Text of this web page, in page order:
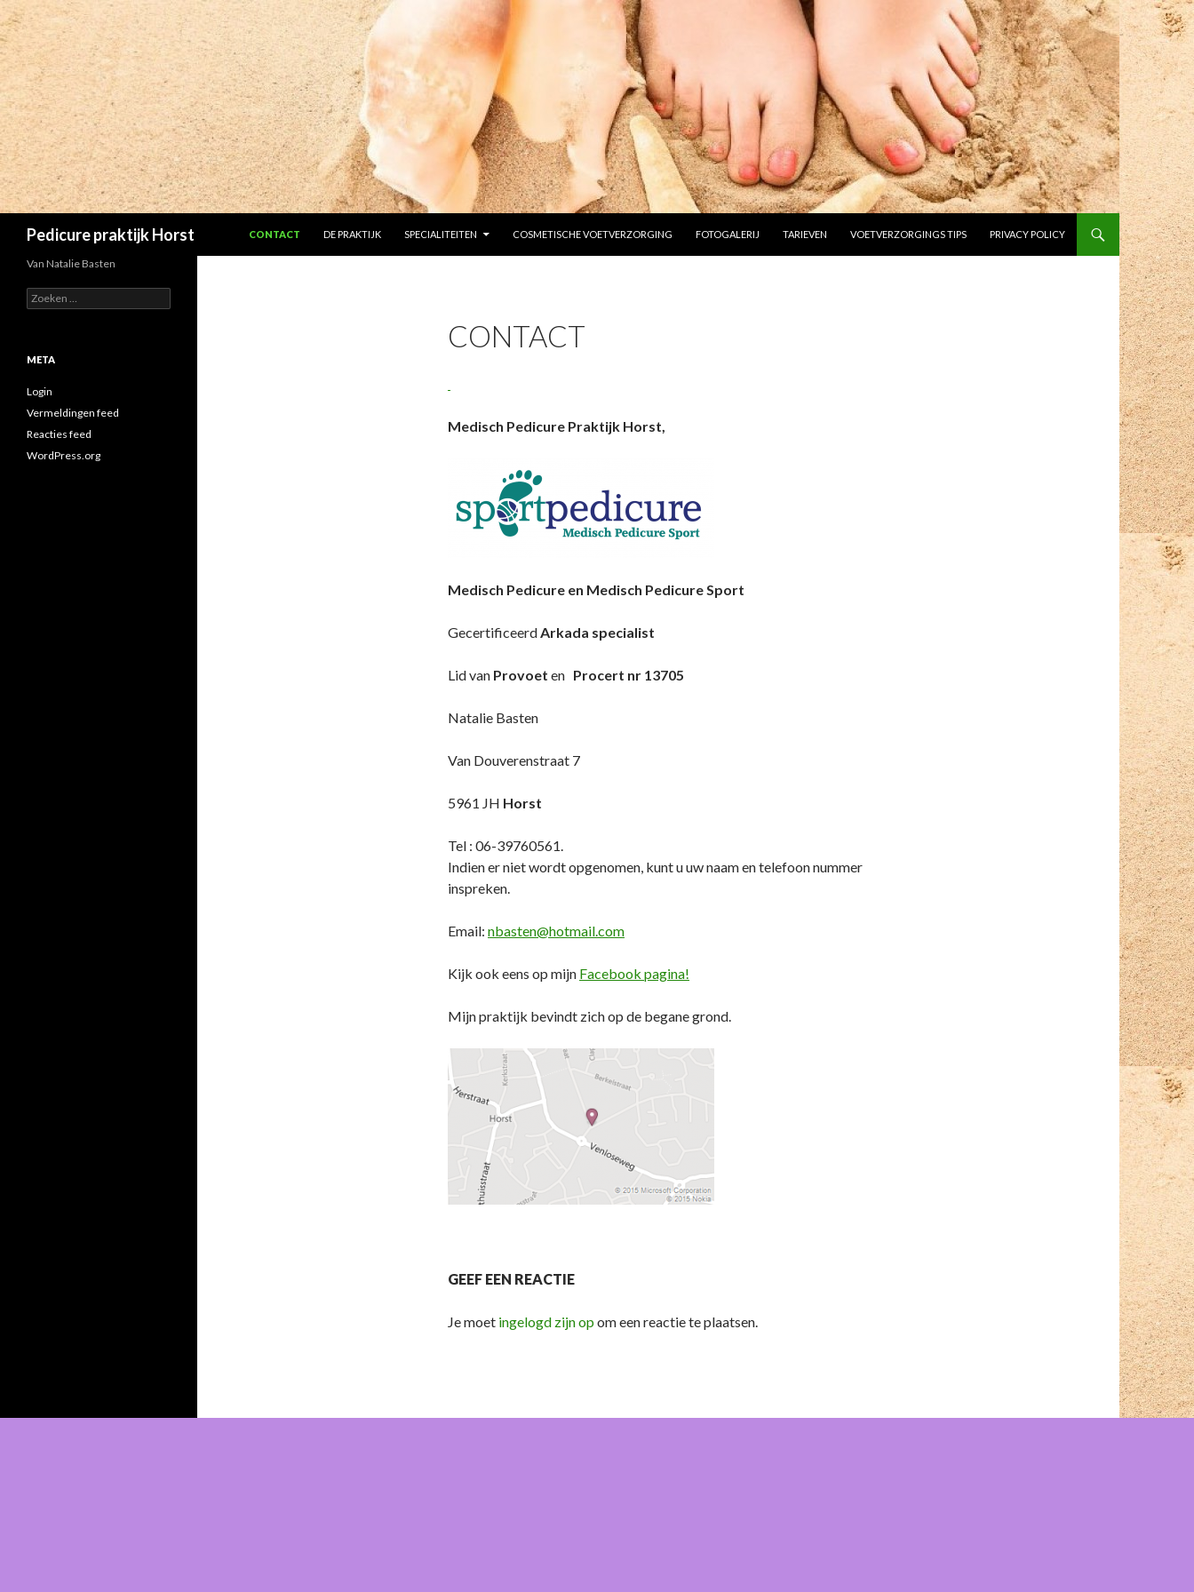
Pedicure praktijk Horst
CONTACT
DE PRAKTIJK SPECIALITEITEN COSMETISCHE VOETVERZORGING FOTOGALERIJ TARIEVEN VOETVERZORGINGS TIPS PRIVACY POLICY
CONTACT
Medisch Pedicure Praktijk Horst,
Medisch Pedicure en Medisch Pedicure Sport
GecertificeerdArkada specialist
Lid van Provoet en Procert nr 13705
Natalie Basten
Van Douverenstraat 7
5961 JH Horst
Tel : 06-39760561.
Indien er niet wordt opgenomen, kunt u uw naam en telefoon nummer
inspreken.
Email: nbasten@hotmail.com
Kijk ook eens op mijn Facebook pagina!
Mijn praktijk bevindt zich op de begane grond.
GEEF EEN REACTIE
Je moet ingelogd zijn op om een reactie te plaatsen.
Van Natalie Basten
Zoeken
naar:
META
Login
Vermeldingen feed
Reacties feed
WordPress.org